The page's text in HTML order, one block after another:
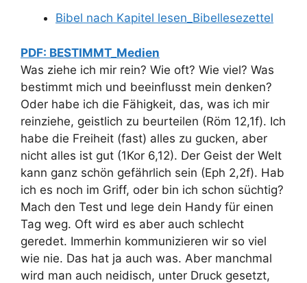
Bibel nach Kapitel lesen_Bibellesezettel
PDF: BESTIMMT_Medien
Was ziehe ich mir rein? Wie oft? Wie viel? Was
bestimmt mich und beeinflusst mein denken?
Oder habe ich die Fähigkeit, das, was ich mir
reinziehe, geistlich zu beurteilen (Röm 12,1f). Ich
habe die Freiheit (fast) alles zu gucken, aber
nicht alles ist gut (1Kor 6,12). Der Geist der Welt
kann ganz schön gefährlich sein (Eph 2,2f). Hab
ich es noch im Griff, oder bin ich schon süchtig?
Mach den Test und lege dein Handy für einen
Tag weg. Oft wird es aber auch schlecht
geredet. Immerhin kommunizieren wir so viel
wie nie. Das hat ja auch was. Aber manchmal
wird man auch neidisch, unter Druck gesetzt,